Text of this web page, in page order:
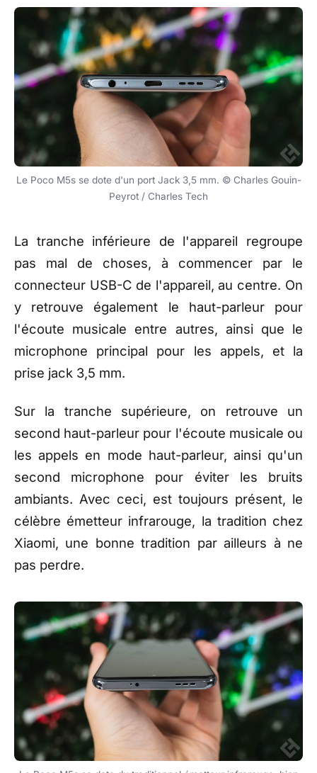
Le Poco M5s se dote d'un port Jack 3,5 mm. © Charles Gouin-
Peyrot / Charles Tech
La tranche inférieure de l'appareil regroupe
pas mal de choses, à commencer par le
connecteur USB-C de l'appareil, au centre. On
y retrouve également le haut-parleur pour
l'écoute musicale entre autres, ainsi que le
microphone principal pour les appels, et la
prise jack 3,5 mm.
Sur la tranche supérieure, on retrouve un
second haut-parleur pour l'écoute musicale ou
les appels en mode haut-parleur, ainsi qu'un
second microphone pour éviter les bruits
ambiants. Avec ceci, est toujours présent, le
célèbre émetteur infrarouge, la tradition chez
Xiaomi, une bonne tradition par ailleurs à ne
pas perdre.